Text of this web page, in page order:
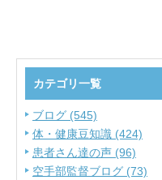
カテゴリ一覧
ブログ (545)
体・健康豆知識 (424)
患者さん達の声 (96)
空手部監督ブログ (73)